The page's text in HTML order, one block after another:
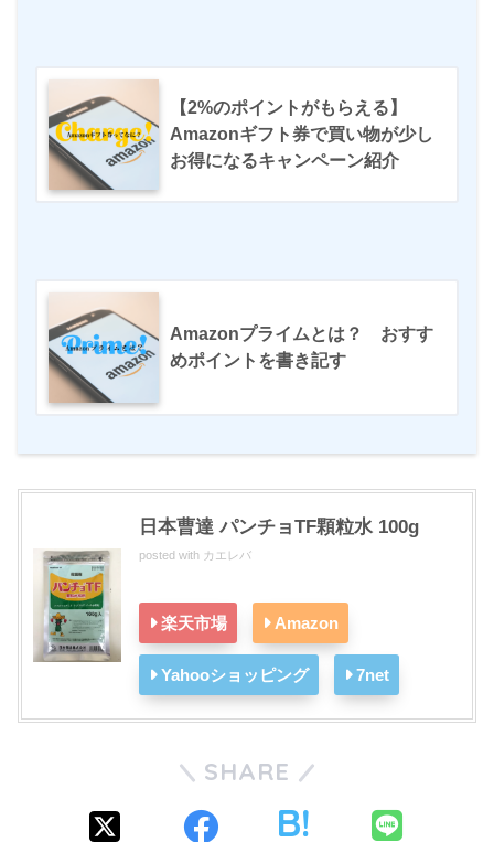
【2%のポイントがもらえる】
Amazonギフト券で買い物が少し
お得になるキャンペーン紹介
Amazonプライムとは？ おすす
めポイントを書き記す
日本曹達 パンチョTF顆粒水 100g
posted with カエレバ
楽天市場 Amazon
Yahooショッピング 7net
SHARE